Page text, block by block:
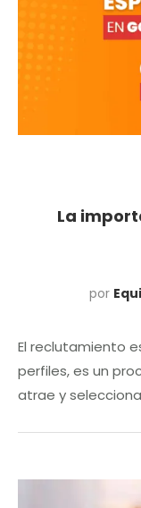
La
por
El reclutamiento
perfiles, es un
atrae y